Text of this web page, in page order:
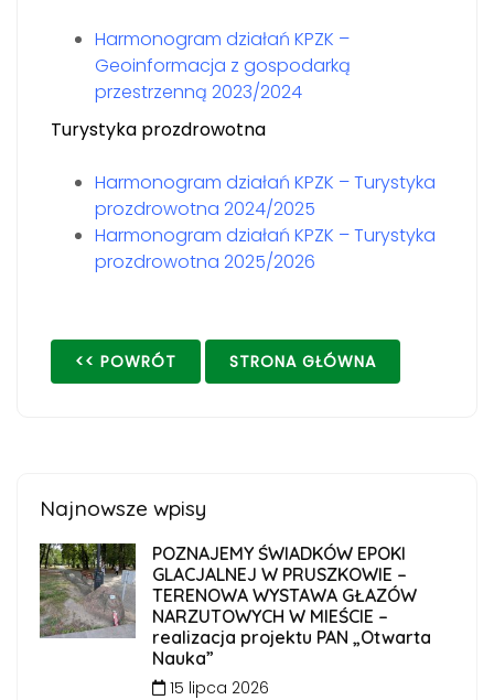
Harmonogram działań KPZK –
Geoinformacja z gospodarką
przestrzenną 2023/2024
Turystyka prozdrowotna
Harmonogram działań KPZK – Turystyka
prozdrowotna 2024/2025
Harmonogram działań KPZK – Turystyka
prozdrowotna 2025/2026
<< POWRÓT STRONA GŁÓWNA
Najnowsze wpisy
POZNAJEMY ŚWIADKÓW EPOKI
GLACJALNEJ W PRUSZKOWIE –
TERENOWA WYSTAWA GŁAZÓW
NARZUTOWYCH W MIEŚCIE –
realizacja projektu PAN „Otwarta
Nauka”
15 lipca 2026